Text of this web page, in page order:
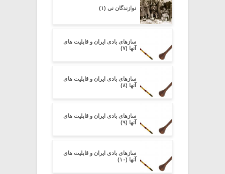
نوازندگان نی (۱)
سازهای بادی ایران و قابلیت های
آنها (۷)
سازهای بادی ایران و قابلیت های
آنها (۸)
سازهای بادی ایران و قابلیت های
آنها (۹)
سازهای بادی ایران و قابلیت های
آنها (۱۰)